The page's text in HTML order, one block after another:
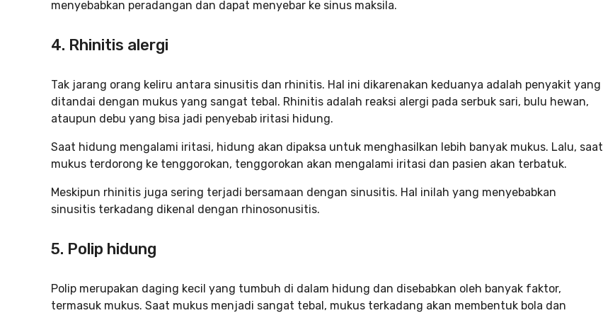
menyebabkan peradangan dan dapat menyebar ke sinus maksila.
4. Rhinitis alergi
Tak jarang orang keliru antara sinusitis dan rhinitis. Hal ini dikarenakan keduanya adalah penyakit yang
ditandai dengan mukus yang sangat tebal. Rhinitis adalah reaksi alergi pada serbuk sari, bulu hewan,
ataupun debu yang bisa jadi penyebab iritasi hidung.
Saat hidung mengalami iritasi, hidung akan dipaksa untuk menghasilkan lebih banyak mukus. Lalu, saat
mukus terdorong ke tenggorokan, tenggorokan akan mengalami iritasi dan pasien akan terbatuk.
Meskipun rhinitis juga sering terjadi bersamaan dengan sinusitis. Hal inilah yang menyebabkan
sinusitis terkadang dikenal dengan rhinosonusitis.
5. Polip hidung
Polip merupakan daging kecil yang tumbuh di dalam hidung dan disebabkan oleh banyak faktor,
termasuk mukus. Saat mukus menjadi sangat tebal, mukus terkadang akan membentuk bola dan